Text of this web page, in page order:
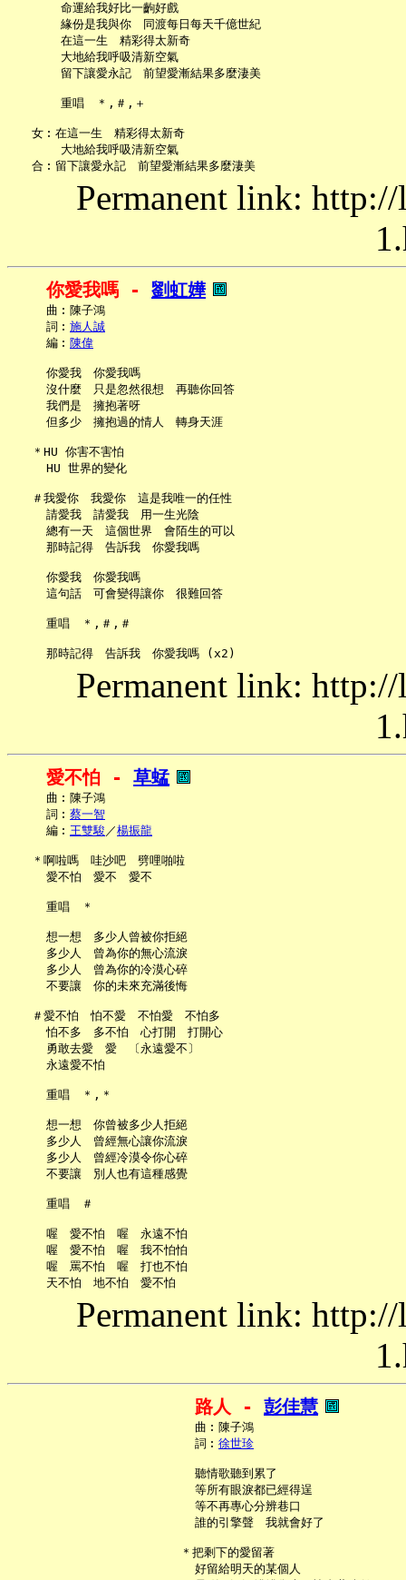
       命運給我好比一齣好戲
       緣份是我與你　同渡每日每天千億世紀
       在這一生　精彩得太新奇
       大地給我呼吸清新空氣
       留下讓愛永記　前望愛漸結果多麼淒美
       重唱　＊,＃,＋
   女︰在這一生　精彩得太新奇
       大地給我呼吸清新空氣
Permanent link:
你愛我嗎 - 劉虹嬅
     曲︰陳子鴻
     詞︰
施人誠
     編︰
陳偉
     你愛我　你愛我嗎
     沒什麼　只是忽然很想　再聽你回答
     我們是　擁抱著呀
     但多少　擁抱過的情人　轉身天涯
   ＊HU 你害不害怕
     HU 世界的變化
   ＃我愛你　我愛你　這是我唯一的任性
     請愛我　請愛我　用一生光陰
     總有一天　這個世界　會陌生的可以
     那時記得　告訴我　你愛我嗎
     你愛我　你愛我嗎
     這句話　可會變得讓你　很難回答
     重唱　＊,＃,＃
Permanent link:
愛不怕 - 草蜢
     曲︰陳子鴻
     詞︰
蔡一智
     編︰
王雙駿 ／楊振龍
   ＊啊啦嗎　哇沙吧　劈哩啪啦
     愛不怕　愛不　愛不
     重唱　＊
     想一想　多少人曾被你拒絕
     多少人　曾為你的無心流淚
     多少人　曾為你的冷漠心碎
     不要讓　你的未來充滿後悔
   ＃愛不怕　怕不愛　不怕愛　不怕多
     怕不多　多不怕　心打開　打開心
     勇敢去愛　愛　〔永遠愛不〕
     永遠愛不怕
     重唱　＊,＊
     想一想　你曾被多少人拒絕
     多少人　曾經無心讓你流淚
     多少人　曾經冷漠令你心碎
     不要讓　別人也有這種感覺
     重唱　＃
     喔　愛不怕　喔　永遠不怕
     喔　愛不怕　喔　我不怕怕
     喔　罵不怕　喔　打也不怕
Permanent link:
路人 - 彭佳慧
     曲︰陳子鴻
     詞︰
徐世珍
     聽情歌聽到累了
     等所有眼淚都已經得逞
     等不再專心分辨巷口
     誰的引擎聲　我就會好了
   ＊把剩下的愛留著
     好留給明天的某個人